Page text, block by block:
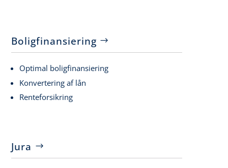
Boligfinansiering
Optimal boligfinansiering
Konvertering af lån
Renteforsikring
Jura